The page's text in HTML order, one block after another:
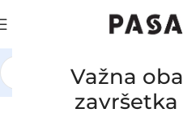
Važna
AUTOMOBILI /